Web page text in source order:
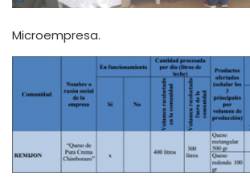
Microempresa.